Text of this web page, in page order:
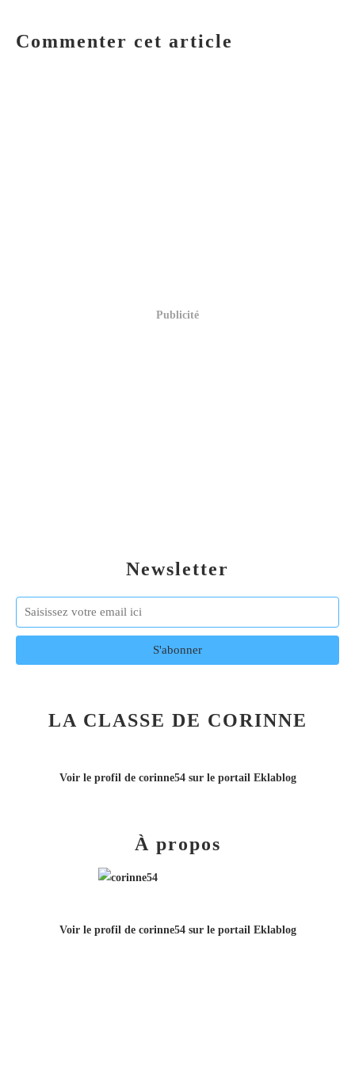
Commenter cet article
Newsletter
Publicité
LA CLASSE DE CORINNE
Voir le profil de corinne54sur le portail Eklablog
À propos
Voir le profil de corinne54sur le portail Eklablog